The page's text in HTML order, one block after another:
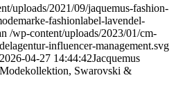
uploads/2021/09/jaquemus-fashion-
fashionlabel-lavendel-
/wp-content/uploads/2023/01/cm-
influencer-management.svg
2026-04-27 14:44:42Jacquemus
Swarovski &